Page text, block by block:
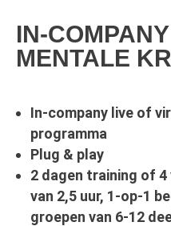
IN-
MENTALE
In-company live of
programma
Plug & play
2 dagen training of
van 2,5 uur, 1-op-1
groepen van 6-12